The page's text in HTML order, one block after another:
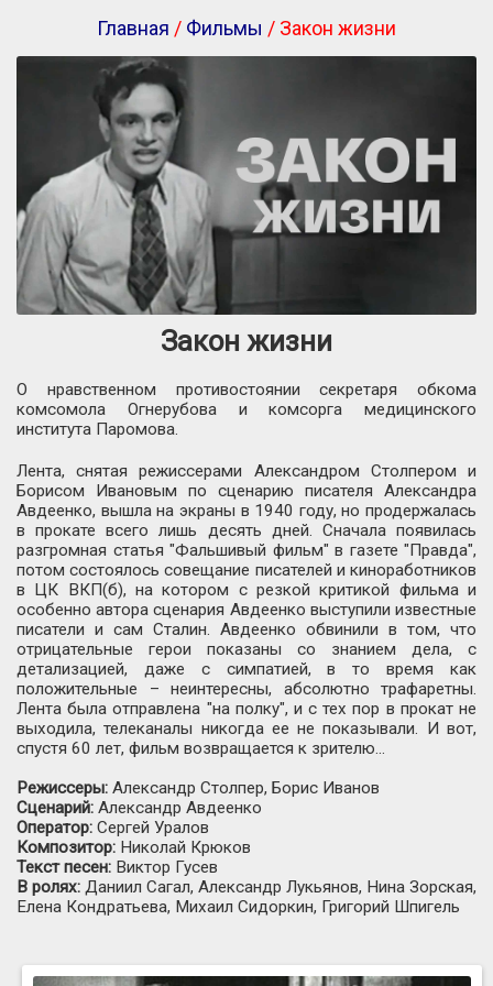
Главная / Фильмы / Закон жизни
Закон жизни
О нравственном противостоянии секретаря обкома
комсомола Огнерубова и комсорга медицинского
института Паромова.
Лента, снятая режиссерами Александром Столпером и
Борисом Ивановым по сценарию писателя Александра
Авдеенко, вышла на экраны в 1940 году, но продержалась
в прокате всего лишь десять дней. Сначала появилась
разгромная статья "Фальшивый фильм" в газете "Правда",
потом состоялось совещание писателей и киноработников
в ЦК ВКП(б), на котором с резкой критикой фильма и
особенно автора сценария Авдеенко выступили известные
писатели и сам Сталин. Авдеенко обвинили в том, что
отрицательные герои показаны со знанием дела, с
детализацией, даже с симпатией, в то время как
положительные – неинтересны, абсолютно трафаретны.
Лента была отправлена "на полку", и с тех пор в прокат не
выходила, телеканалы никогда ее не показывали. И вот,
спустя 60 лет, фильм возвращается к зрителю…
Режиссеры: Александр Столпер, Борис Иванов
Сценарий: Александр Авдеенко
Оператор: Сергей Уралов
Композитор: Николай Крюков
Текст песен: Виктор Гусев
В ролях: Даниил Сагал, Александр Лукьянов, Нина Зорская,
Елена Кондратьева, Михаил Сидоркин, Григорий Шпигель